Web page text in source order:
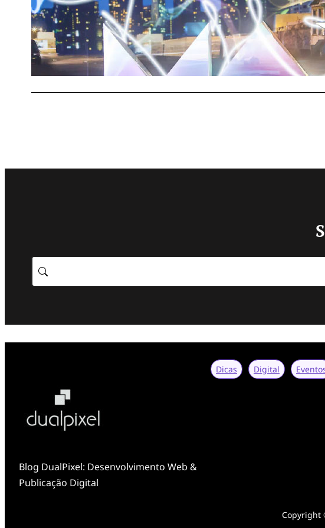
antes
2016
Search
Blog DualPixel: Desenvolvimento Web &
Publicação Digital
Dicas Digital
Copyright